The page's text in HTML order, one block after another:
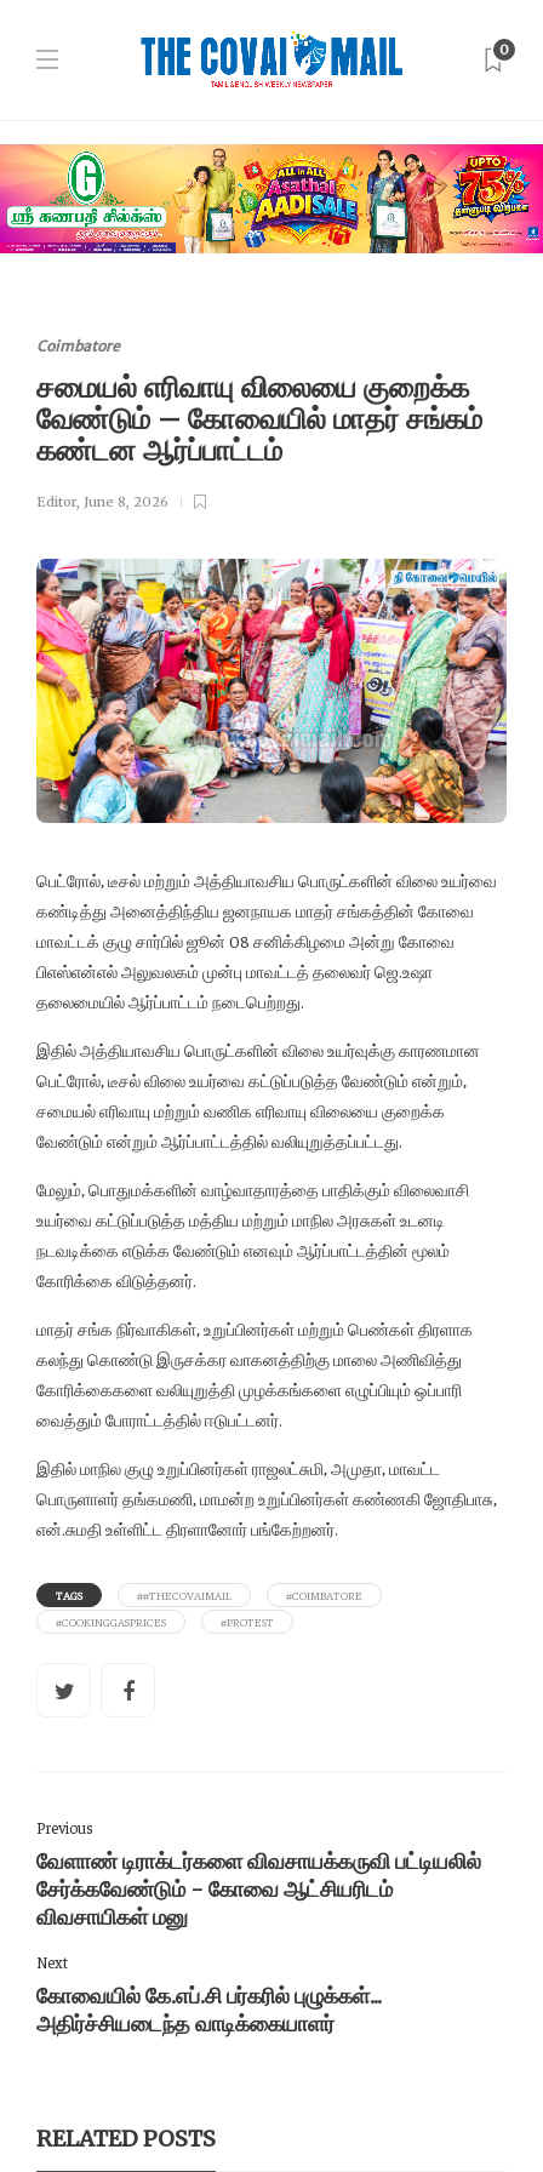
0
Coimbatore
சமையல் எரிவாயு விலையை குறைக்க
வேண்டும் – கோவையில் மாதர் சங்கம்
கண்டன ஆர்ப்பாட்டம்
Editor, June 8, 2026
பெட்ரோல், டீசல் மற்றும் அத்தியாவசிய பொருட்களின் விலை உயர்வை
கண்டித்து அனைத்திந்திய ஜனநாயக மாதர் சங்கத்தின் கோவை
மாவட்டக் குழு சார்பில் ஜூன் 08 சனிக்கிழமை அன்று கோவை
பிஎஸ்என்எல் அலுவலகம் முன்பு மாவட்டத் தலைவர் ஜெ.உஷா
தலைமையில் ஆர்ப்பாட்டம் நடைபெற்றது.
இதில் அத்தியாவசிய பொருட்களின் விலை உயர்வுக்கு காரணமான
பெட்ரோல், டீசல் விலை உயர்வை கட்டுப்படுத்த வேண்டும் என்றும்,
சமையல் எரிவாயு மற்றும் வணிக எரிவாயு விலையை குறைக்க
வேண்டும் என்றும் ஆர்ப்பாட்டத்தில் வலியுறுத்தப்பட்டது.
மேலும், பொதுமக்களின் வாழ்வாதாரத்தை பாதிக்கும் விலைவாசி
உயர்வை கட்டுப்படுத்த மத்திய மற்றும் மாநில அரசுகள் உடனடி
நடவடிக்கை எடுக்க வேண்டும் எனவும் ஆர்ப்பாட்டத்தின் மூலம்
கோரிக்கை விடுத்தனர்.
மாதர் சங்க நிர்வாகிகள், உறுப்பினர்கள் மற்றும் பெண்கள் திரளாக
கலந்து கொண்டு இருசக்கர வாகனத்திற்கு மாலை அணிவித்து
கோரிக்கைகளை வலியுறுத்தி முழக்கங்களை எழுப்பியும் ஒப்பாரி
வைத்தும் போராட்டத்தில் ஈடுபட்டனர்.
இதில் மாநில குழு உறுப்பினர்கள் ராஜலட்சுமி, அமுதா, மாவட்ட
பொருளாளர் தங்கமணி, மாமன்ற உறுப்பினர்கள் கண்ணகி ஜோதிபாசு,
என்.சுமதி உள்ளிட்ட திரளானோர் பங்கேற்றனர்.
TAGS ##THECOVAIMAIL
#COIMBATORE
#COOKINGGASPRICES
#PROTEST
Previous
வேளாண் டிராக்டர்களை விவசாயக்கருவி பட்டியலில்
சேர்க்கவேண்டும் - கோவை ஆட்சியரிடம்
விவசாயிகள் மனு
Next
கோவையில் கே.எப்.சி பர்கரில் புழுக்கள்...
அதிர்ச்சியடைந்த வாடிக்கையாளர்
RELATED POSTS